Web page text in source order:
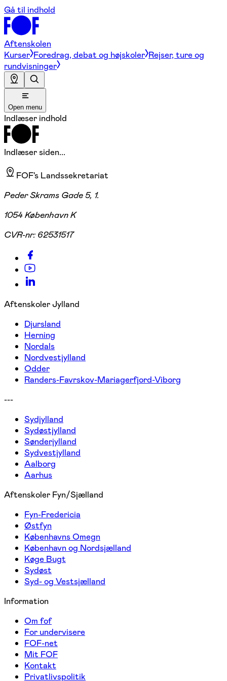
Gå til indhold
Aftenskolen
Kurser Foredrag, debat og højskoler Rejser, ture og
rundvisninger
Open menu
Indlæser indhold
Indlæser siden...
FOF's Landssekretariat
Peder Skrams Gade 5, 1.
1054 København K
CVR-nr: 62531517
Aftenskoler Jylland
Djursland
Herning
Nordals
Nordvestjylland
Odder
Randers-Favrskov-Mariagerfjord-Viborg
---
Sydjylland
Sydøstjylland
Sønderjylland
Sydvestjylland
Aalborg
Aarhus
Aftenskoler Fyn/Sjælland
Fyn-Fredericia
Østfyn
Københavns Omegn
København og Nordsjælland
Køge Bugt
Sydøst
Syd- og Vestsjælland
Information
Om fof
For undervisere
FOF-net
Mit FOF
Kontakt
Privatlivspolitik